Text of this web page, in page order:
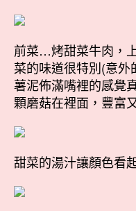
前菜…烤甜菜牛肉，
菜的味道很特別(意
薯泥佈滿嘴裡的感覺
顆磨菇在裡面，豐富
甜菜的湯汁讓顏色看